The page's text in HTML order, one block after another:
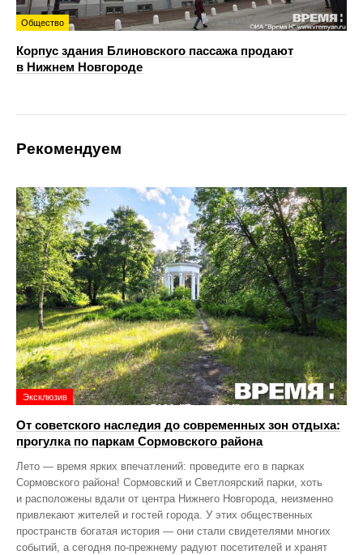
Общество
Корпус здания Блиновского пассажа продают
в Нижнем Новгороде
Рекомендуем
Эксклюзив
От советского наследия до современных зон отдыха:
прогулка по паркам Сормовского района
Лето — время ярких впечатлений: проведите его в парках
Сормовского района! Сормовский и Светлоярский парки, хоть
и расположены вдали от центра Нижнего Новгорода, неизменно
привлекают жителей и гостей города. У этих общественных
пространств богатая история — они стали свидетелями многих
событий, а сегодня по‑прежнему радуют посетителей и хранят